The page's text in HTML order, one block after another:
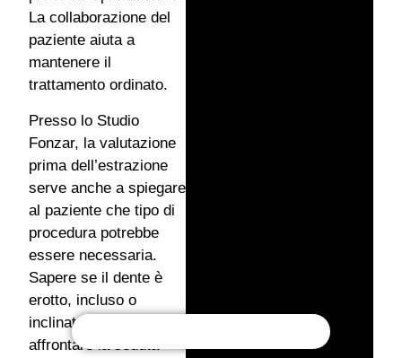
La collaborazione del
paziente aiuta a
mantenere il
trattamento ordinato.
Presso lo Studio
Fonzar, la valutazione
prima dell’estrazione
serve anche a spiegare
al paziente che tipo di
procedura potrebbe
essere necessaria.
Sapere se il dente è
erotto, incluso o
inclinato permette di
affrontare la seduta